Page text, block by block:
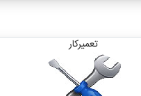
تعمیرکار